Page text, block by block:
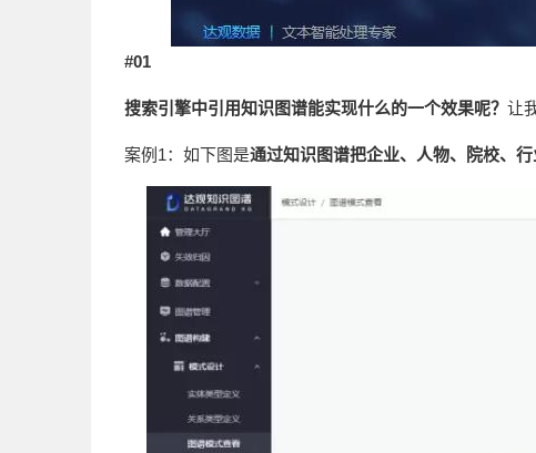
#01
搜索引擎中引用知识图谱能实现什么的一个效果呢？ 让
案例1：如下图是通过知识图谱把企业、人物、院校、